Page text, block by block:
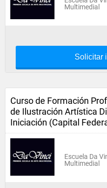
Multimedial
Solicitar
Curso de Formación
de Ilustración Artística
Iniciación (Capital
Escuela Da
Multimedial